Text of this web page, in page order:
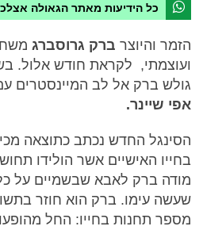
כל הידיעות מאתר הגאולה
הזמר והיוצר ברק גרוסברג
ועוצמתי, לקראת חודש אלול.
גולש ברק אל לב המיינסטרים
אפי שיינר.
הסינגל החדש נכתב כתוצאה
בחייו האישיים אשר הולידו
מודה ברק לאבא שבשמיים על
שעשה עימו. ברק הוא חוזר
מספר תחנות בחייו: החל